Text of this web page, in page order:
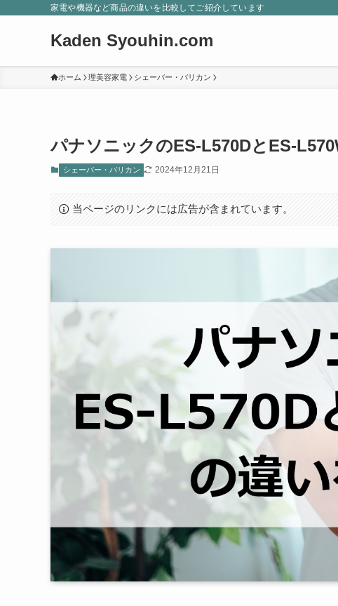
家電や機器など商品の違いを比較してご紹介しています
Kaden Syouhin.com
ホーム 理美容家電 シェーバー・バリカン
パナソニックのES-L570DとES-
シェーバー・バリカン 2024年12月21日
当ページのリンクには広告が含まれています。